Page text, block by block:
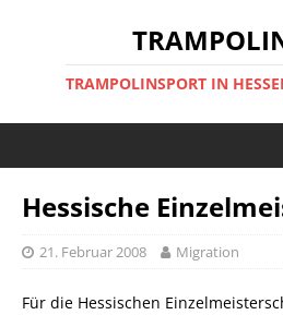
TRAMPOLINSPORT IN
Hessische
21. Februar 2008 Migration
Für die Hessischen